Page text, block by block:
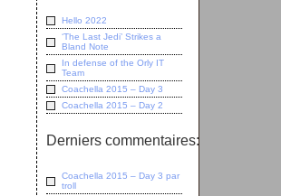
Hello 2022
‘The Last Jedi’ Strikes a
Bland Note
In defense of the Orly IT
Team
Coachella 2015 – Day 3
Coachella 2015 – Day 2
Derniers commentaires:
Coachella 2015 – Day 3 par
troll